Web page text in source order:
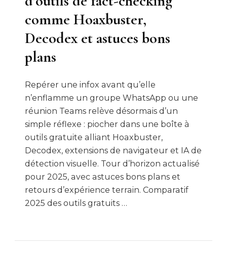
comme Hoaxbuster,
Decodex et astuces bons
plans
Repérer une infox avant qu’elle
n’enflamme un groupe WhatsApp ou une
réunion Teams relève désormais d’un
simple réflexe : piocher dans une boîte à
outils gratuite alliant Hoaxbuster,
Decodex, extensions de navigateur et IA de
détection visuelle. Tour d’horizon actualisé
pour 2025, avec astuces bons plans et
retours d’expérience terrain. Comparatif
2025 des outils gratuits …